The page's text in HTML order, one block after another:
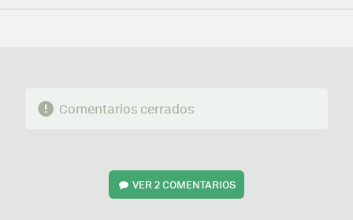
FACEBOOK
TWITTERFLIPBOARD
E-
WHATSAPP
Comentarios cerrados
VER2 COMENTARIOS